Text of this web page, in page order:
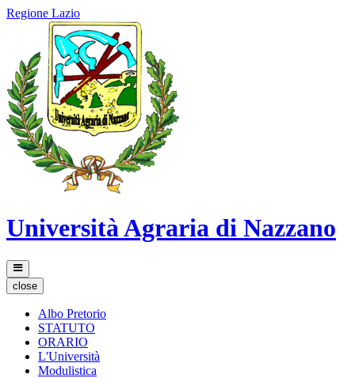
Regione Lazio
Università Agraria di Nazzano
close
Albo Pretorio
STATUTO
ORARIO
L'Università
Modulistica